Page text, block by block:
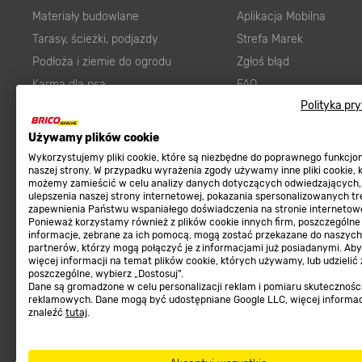
Polityka
Używamy plików cookie
Wykorzystujemy pliki cookie, które są niezbędne do poprawnego
naszej strony. W przypadku wyrażenia zgody używamy inne pliki cookie,
możemy zamieścić w celu analizy danych dotyczących odwiedzających,
ulepszenia naszej strony internetowej, pokazania spersonalizowanych
zapewnienia Państwu wspaniałego doświadczenia na stronie
Ponieważ korzystamy również z plików cookie innych firm, poszczególne
informacje, zebrane za ich pomocą, mogą zostać przekazane do naszych
partnerów, którzy mogą połączyć je z informacjami już posiadanymi.
więcej informacji na temat plików cookie, których używamy, lub udzielić
poszczególne, wybierz „Dostosuj”.
Dane są gromadzone w celu personalizacji reklam i pomiaru
reklamowych. Dane mogą być udostępniane Google LLC, więcej
znaleźć tutaj.
Materiały budowlane
Tarasy, ścieżki, podjazdy
Podłoża i ziemie do ogrodu
Karma dla psa
Farby wewnętrzne białe
Elektryka
Panele
Elektronarzędzia
Płytki
Panele podłogowe
Płyty OSB/HDF
Grabie do ogrodu
Aplikacja Mobilna
Strefa Marek
Zgłoś błąd
FAQ
Prawny obowiązek
Program Brico PRO
Regulaminy
Regulaminy
Polityka prywatności